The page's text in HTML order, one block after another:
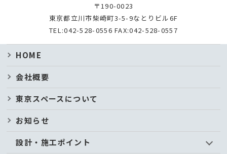
〒190-0023
東京都立川市柴崎町3-5-9なとりビル6F
TEL:042-528-0556 FAX:042-528-0557
HOME
会社概要
東京スペースについて
お知らせ
設計・施工ポイント